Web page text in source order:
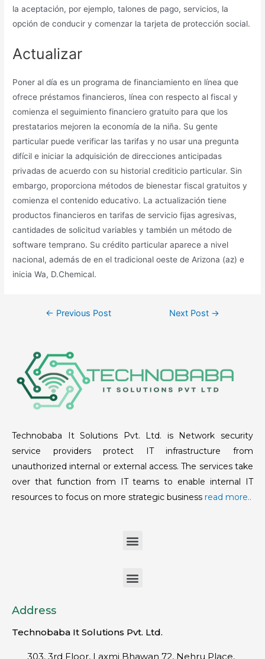
la aceptación, por ejemplo, talones de pago, servicios, la
opción de conducir y comenzar la tarjeta de protección social.
Actualizar
Poner al día es un programa de financiamiento en línea que
ofrece préstamos financieros, línea con respecto al fiscal y
comienza el seguimiento financiero gratuito para que los
prestatarios mejoren la economía de la niña. Su gente
particular puede verificar las tarifas y no usar una pregunta
difícil e iniciar la adquisición de direcciones anticipadas
privadas de acuerdo con su historial crediticio particular. Sin
embargo, proporciona métodos de bienestar fiscal gratuitos y
comienza el contenido educativo. La actualización tiene
productos financieros en tarifas de servicio fijas agresivas,
cantidades de solicitud variables y también un método de
software temprano. Su crédito particular aparece a nivel
nacional, además de en el tradicional oeste de Arizona (az) e
inicia Wa, D.Chemical.
← Previous Post Next Post →
Technobaba It Solutions Pvt. Ltd. is Network security
service providers protect IT infrastructure from
unauthorized internal or external access. The services take
over that function from IT teams to enable internal IT
resources to focus on more strategic business read more..
Address
Technobaba It Solutions Pvt. Ltd.
303, 3rd Floor, Laxmi Bhawan 72, Nehru Place,